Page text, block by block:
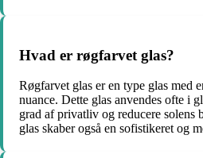
Hvad er røgfarvet glas?
Røgfarvet glas er en type glas med
nuance. Dette glas anvendes ofte i
grad af privatliv og reducere
glas skaber også en sofistikeret og